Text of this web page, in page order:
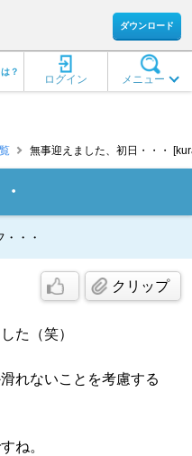
ダウンロード
メニュー
ログイン
？
無事迎えました、初日・・・
・・
クリップ
た（笑）
れないことを考慮する
ね。